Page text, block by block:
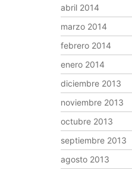
abril 2014
marzo 2014
febrero 2014
enero 2014
diciembre 2013
noviembre 2013
octubre 2013
septiembre 2013
agosto 2013